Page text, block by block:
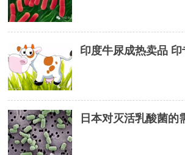
日本对灭活乳酸菌的